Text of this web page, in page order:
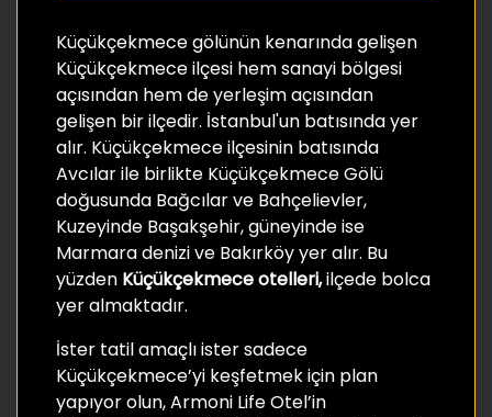
Küçükçekmece gölünün kenarında gelişen
Küçükçekmece ilçesi hem sanayi bölgesi
açısından hem de yerleşim açısından
gelişen bir ilçedir. İstanbul'un batısında yer
alır. Küçükçekmece ilçesinin batısında
Avcılar ile birlikte Küçükçekmece Gölü
doğusunda Bağcılar ve Bahçelievler,
Kuzeyinde Başakşehir, güneyinde ise
Marmara denizi ve Bakırköy yer alır. Bu
yüzden Küçükçekmece otelleri,ilçede bolca
yer almaktadır.
İster tatil amaçlı ister sadece
Küçükçekmece’yi keşfetmek için plan
yapıyor olun, Armoni Life Otel’in